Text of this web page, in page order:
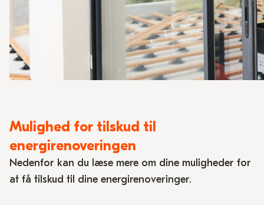
Mulighed for tilskud til
energirenoveringen
Nedenfor kan du læse mere om dine muligheder for
at få tilskud til dine energirenoveringer.